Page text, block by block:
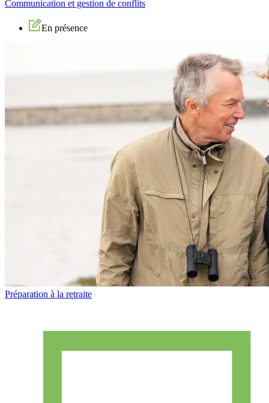
Communication et gestion de conflits
En présence
Préparation à la retraite